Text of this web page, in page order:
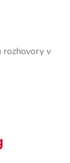
rozhovory v